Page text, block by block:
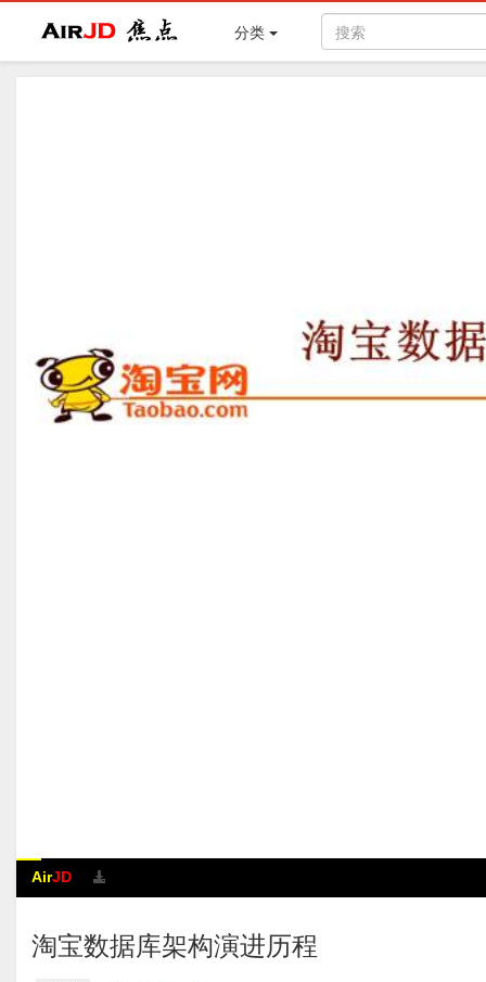
Air焦点 分类
AirJD
淘宝数据库架构演进历程